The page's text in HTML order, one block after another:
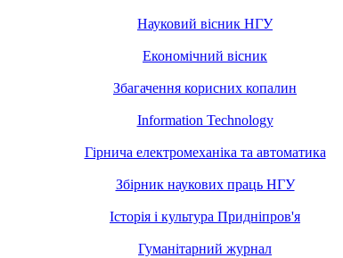
Науковий вісник НГУ
Економічний вісник
Збагачення корисних копалин
Information Technology
Гірнича електромеханіка та автоматика
Збірник наукових праць НГУ
Історія і культура Придніпров'я
Гуманітарний журнал